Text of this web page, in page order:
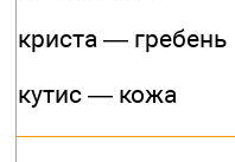
криста — гребень
кутис — кожа